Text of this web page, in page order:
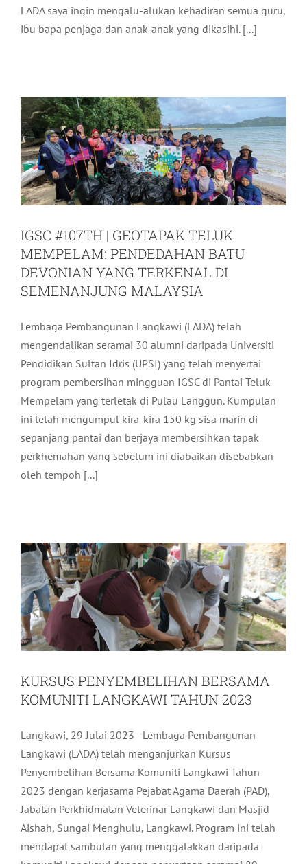
LADA saya ingin mengalu-alukan kehadiran semua guru,
ibu bapa penjaga dan anak-anak yang dikasihi. [...]
IGSC #107TH | GEOTAPAK TELUK
MEMPELAM: PENDEDAHAN BATU
Aktiviti LADA Terkini
IGSC #107TH | GEOTAPAK TELUK
MEMPELAM: PENDEDAHAN BATU
DEVONIAN YANG TERKENAL DI
SEMENANJUNG MALAYSIA
Lembaga Pembangunan Langkawi (LADA) telah
mengendalikan seramai 30 alumni daripada Universiti
Pendidikan Sultan Idris (UPSI) yang telah menyertai
program pembersihan mingguan IGSC di Pantai Teluk
Mempelam yang terletak di Pulau Langgun. Kumpulan
ini telah mengumpul kira-kira 150 kg sisa marin di
sepanjang pantai dan berjaya membersihkan tapak
perkhemahan yang sebelum ini diabaikan disebabkan
oleh tempoh [...]
KURSUS PENYEMBELIHAN BERSAMA
KURSUS PENYEMBELIHAN BERSAMA
KOMUNITI LANGKAWI TAHUN 2023
Langkawi, 29 Julai 2023 - Lembaga Pembangunan
Langkawi (LADA) telah menganjurkan Kursus
Penyembelihan Bersama Komuniti Langkawi Tahun
2023 dengan kerjasama Pejabat Agama Daerah (PAD),
Jabatan Perkhidmatan Veterinar Langkawi dan Masjid
Aishah, Sungai Menghulu, Langkawi. Program ini telah
mendapat sambutan yang menggalakkan daripada